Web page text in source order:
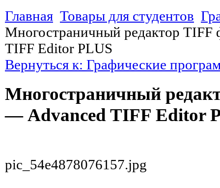
Главная Товары для студентов
Многостраничный редактор
TIFF Editor PLUS
Вернуться к: Графические
Многостраничный
— Advanced TIFF Editor
pic_54e4878076157.jpg